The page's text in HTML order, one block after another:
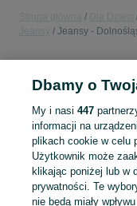
Jeansy -
KATEGORIA
garnitur dla dziewczynki,
Mapa kategorii
Dbamy o
My i nasi 447
informacji na
plikach cookie w celu
Użytkownik może
klikając poniżej lub w
prywatności. Te
nie będą miały